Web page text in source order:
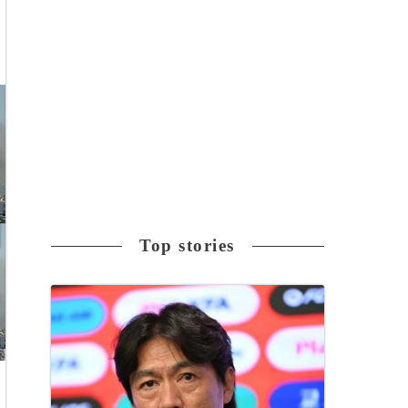
Top stories